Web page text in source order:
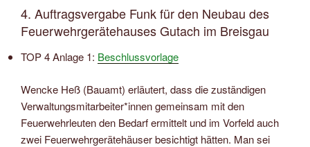
4. Auftragsvergabe Funk für den Neubau des
Feuerwehrgerätehauses Gutach im Breisgau
TOP 4 Anlage 1: Beschlussvorlage
Wencke Heß (Bauamt) erläutert, dass die zuständigen
Verwaltungsmitarbeiter*innen gemeinsam mit den
Feuerwehrleuten den Bedarf ermittelt und im Vorfeld auch
zwei Feuerwehrgerätehäuser besichtigt hätten. Man sei